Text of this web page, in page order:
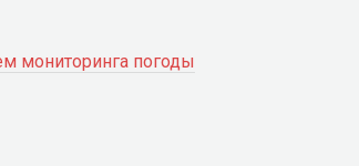
мониторинга погоды